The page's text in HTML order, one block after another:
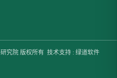
究院 版权所有 技术支持 : 绿道软件